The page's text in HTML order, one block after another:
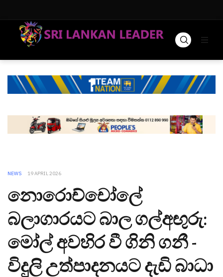
NEWS 19 APRIL 2026
නොරොච්චෝලේ
බලාගාරයට බාල ගල්අඟුරු:
මෝල් අවහිර වී ගිනි ගනී -
විදුලි උත්පාදනයට දැඩි බාධා